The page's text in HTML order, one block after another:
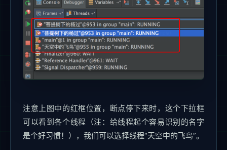
注意上图中的红框位置，断点停下来时，这个下拉框
可以看到各个线程（注：给线程起个容易识别的名字
是个好习惯！），我们可以选择线程“天空中的飞鸟”。